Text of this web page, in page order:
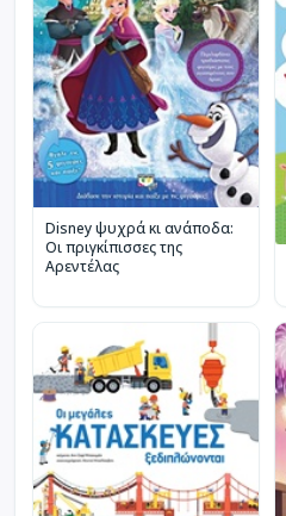
Disney ψυχρά κι ανάποδα:
Οι πριγκίπισσες της
Αρεντέλας